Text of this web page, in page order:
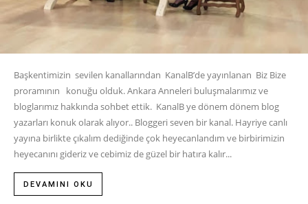
Başkentimizin sevilen kanallarından KanalB’de yayınlanan Biz Bize
proramının konuğu olduk. Ankara Anneleri buluşmalarımız ve
bloglarımız hakkında sohbet ettik. KanalB ye dönem dönem blog
yazarları konuk olarak alıyor.. Bloggeri seven bir kanal. Hayriye canlı
yayına birlikte çıkalım dediğinde çok heyecanlandım ve birbirimizin
heyecanını gideriz ve cebimiz de güzel bir hatıra kalır...
DEVAMINI OKU